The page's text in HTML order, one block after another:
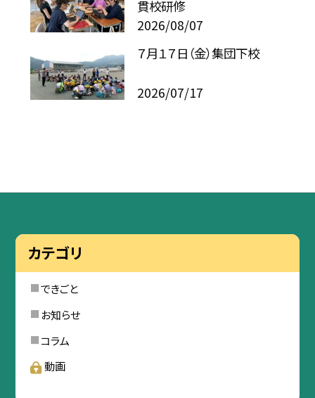
貫校研修
2026/08/07
７月１７日（金）集団下校
2026/07/17
カテゴリ
できごと
お知らせ
コラム
動画